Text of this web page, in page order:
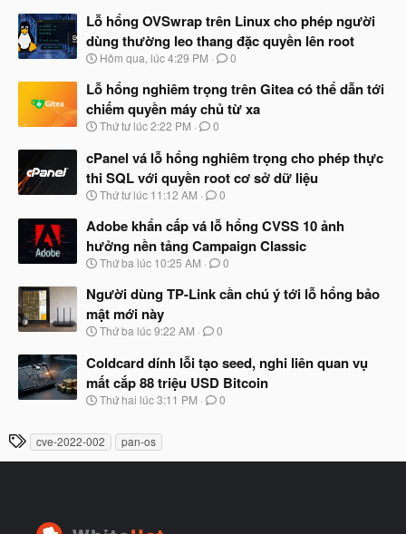
Lỗ hổng OVSwrap trên Linux cho phép người
dùng thường leo thang đặc quyền lên root
N
à
b
ắ
đ
ầ
u
Hôm qua, lúc 4:29 PM 0
Lỗ hổng nghiêm trọng trên Gitea có thể dẫn tới
chiếm quyền máy chủ từ xa
N
à
y
b
ắ
đ
ầ
u
Thứ tư lúc 2:22 PM 0
cPanel vá lỗ hổng nghiêm trọng cho phép thực
thi SQL với quyền root cơ sở dữ liệu
N
à
b
ắ
đ
ầ
u
Thứ tư lúc 11:12 AM 0
Adobe khẩn cấp vá lỗ hổng CVSS 10 ảnh
hưởng nền tảng Campaign Classic
N
à
y
b
ắ
đ
ầ
u
Thứ ba lúc 10:25 AM 0
Người dùng TP-Link cần chú ý tới lỗ hổng bảo
mật mới này
N
à
y
b
ắ
đ
ầ
u
Thứ ba lúc 9:22 AM 0
Coldcard dính lỗi tạo seed, nghi liên quan vụ
mất cắp 88 triệu USD Bitcoin
N
y
u
Thứ hai lúc 3:11 PM 0
T
h
cve-2022-002 pan-os